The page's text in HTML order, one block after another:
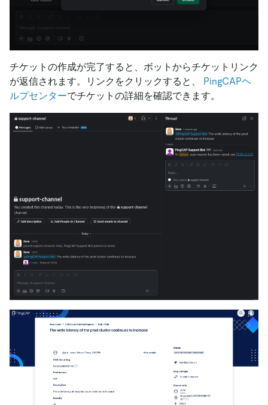
チケットの作成が完了すると、ボットからチケットリンク
が返信されます。リンクをクリックすると、 PingCAPヘ
ルプセンターでチケットの詳細を確認できます。